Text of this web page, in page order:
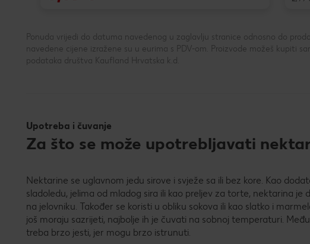
Ponuda vrijedi do datuma navedenog u zaglavlju stranice odnosno do
navedene cijene izražene su u eurima s PDV-om. Proizvode možeš kupiti
podataka društva Kaufland Hrvatska k.d.
Upotreba i čuvanje
Za što se može upotrebljavati
Nektarine se uglavnom jedu sirove i svježe sa ili bez kore. Kao
sladoledu, jelima od mladog sira ili kao preljev za torte, nektarina je
na jelovniku. Također se koristi u obliku sokova ili kao slatko i
još moraju sazrijeti, najbolje ih je čuvati na sobnoj temperaturi.
treba brzo jesti, jer mogu brzo istrunuti.